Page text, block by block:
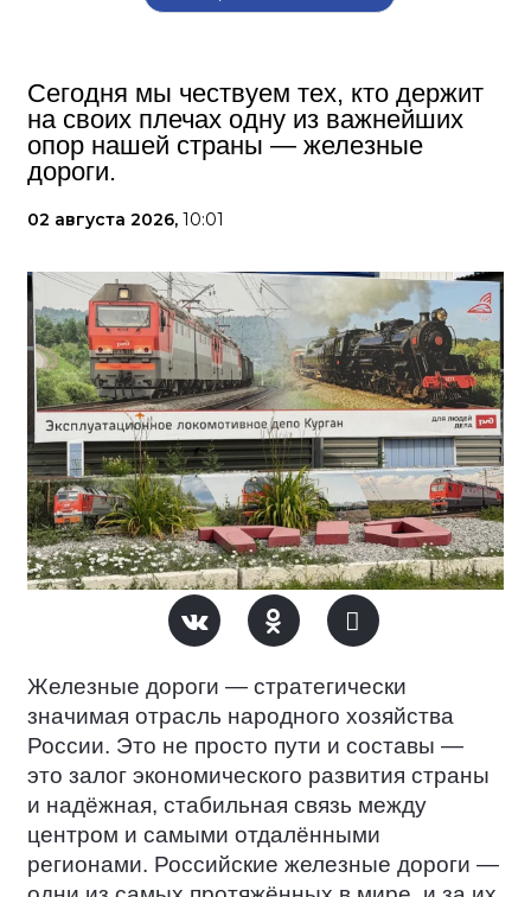
Сегодня мы чествуем тех, кто держит
на своих плечах одну из важнейших
опор нашей страны — железные
дороги.
02 августа 2026, 10:01
Железные дороги — стратегически
значимая отрасль народного хозяйства
России. Это не просто пути и составы —
это залог экономического развития страны
и надёжная, стабильная связь между
центром и самыми отдалёнными
регионами. Российские железные дороги —